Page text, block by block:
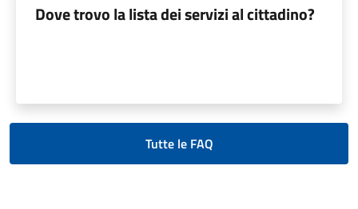
Dove trovo la lista dei servizi al cittadino?
Tutte le FAQ